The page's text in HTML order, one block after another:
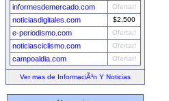
informesdemercado.com Ofertar!
noticiasdigitales.com $2,500
e-periodismo.com Ofertar!
noticiasciclismo.com Ofertar!
campoaldia.com Ofertar!
Ver mas de InformaciÃ³n Y Noticias